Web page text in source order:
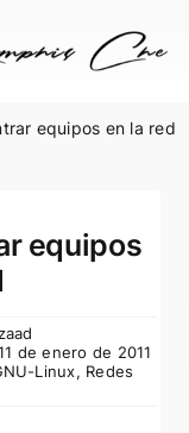
equipos en la red
equipos
de enero de 2011
Linux, Redes